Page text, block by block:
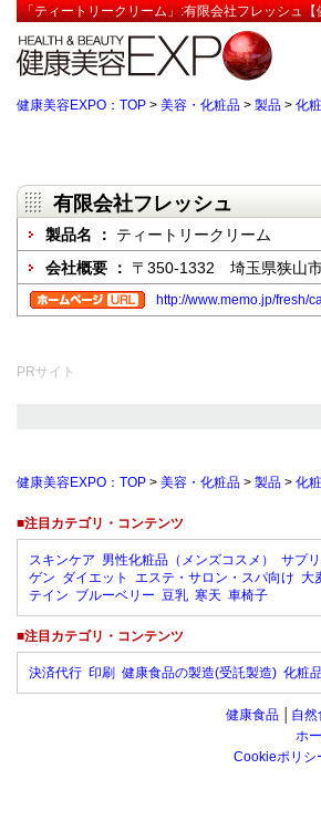
「ティートリークリーム」:有限会社フレッシュ【
健康美容EXPO：TOP > 美容・化粧品 > 製品 > 化
有限会社フレッシュ
製品名 ： ティートリークリーム
会社概要 ： 〒350-1332 埼玉県狭山
http://www.memo.jp/fresh/
PRサイト
健康美容EXPO：TOP > 美容・化粧品 > 製品 > 化
■注目カテゴリ・コンテンツ
スキンケア 男性化粧品（メンズコスメ） サプ
ゲン ダイエット エステ・サロン・スパ向け 大
テイン ブルーベリー 豆乳 寒天 車椅子
■注目カテゴリ・コンテンツ
決済代行 印刷 健康食品の製造(受託製造) 化粧
健康食品 自然
ホ
Cookieポリシ